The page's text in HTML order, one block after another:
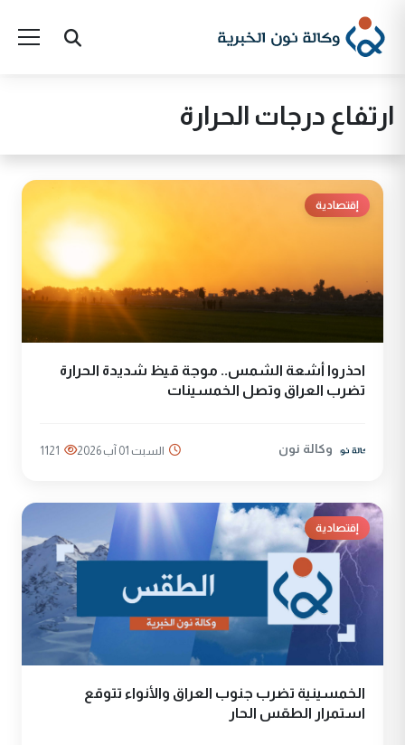
ارتفاع درجات الحرارة
إقتصادية
احذروا أشعة الشمس.. موجة قيظ شديدة الحرارة
تضرب العراق وتصل الخمسينات
وكالة نون السبت 01 آب 2026 1121
إقتصادية
الخمسينية تضرب جنوب العراق والأنواء تتوقع
استمرار الطقس الحار